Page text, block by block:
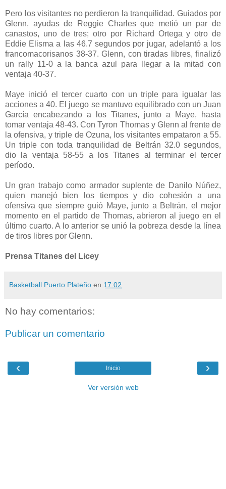
Pero los visitantes no perdieron la tranquilidad. Guiados por
Glenn, ayudas de Reggie Charles que metió un par de
canastos, uno de tres; otro por Richard Ortega y otro de
Eddie Elisma a las 46.7 segundos por jugar, adelantó a los
francomacorisanos 38-37. Glenn, con tiradas libres, finalizó
un rally 11-0 a la banca azul para llegar a la mitad con
ventaja 40-37.
Maye inició el tercer cuarto con un triple para igualar las
acciones a 40. El juego se mantuvo equilibrado con un Juan
García encabezando a los Titanes, junto a Maye, hasta
tomar ventaja 48-43. Con Tyron Thomas y Glenn al frente de
la ofensiva, y triple de Ozuna, los visitantes empataron a 55.
Un triple con toda tranquilidad de Beltrán 32.0 segundos,
dio la ventaja 58-55 a los Titanes al terminar el tercer
período.
Un gran trabajo como armador suplente de Danilo Núñez,
quien manejó bien los tiempos y dio cohesión a una
ofensiva que siempre guió Maye, junto a Beltrán, el mejor
momento en el partido de Thomas, abrieron al juego en el
último cuarto. A lo anterior se unió la pobreza desde la línea
de tiros libres por Glenn.
Prensa Titanes del Licey
Basketball Puerto Plateño en 17:02
No hay comentarios:
Publicar un comentario
‹ ›
Inicio
Ver versión web